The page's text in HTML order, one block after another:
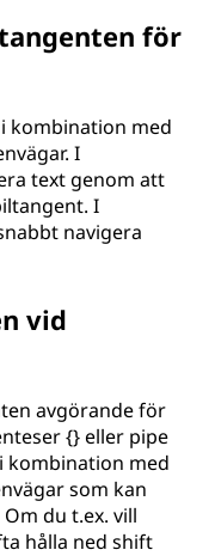
för
kombination med
I
text genom att
I
navigera
vid
avgörande för
{} eller pipe
kombination med
som kan
du t.ex. vill
hålla ned shift